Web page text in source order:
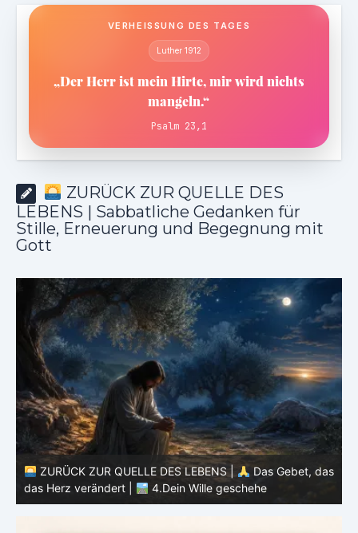
VERHEISSUNG DES TAGES
Luther 1912
„Der Herr ist mein Hirte, mir wird nichts
mangeln.“
Psalm 23,1
ZURÜCK ZUR QUELLE DES
LEBENS | Sabbatliche Gedanken für
Stille, Erneuerung und Begegnung mit
Gott
ZURÜCK ZUR QUELLE DES LEBENS |
Das Gebet, das
das Herz verändert |
3.Dein Reich komme